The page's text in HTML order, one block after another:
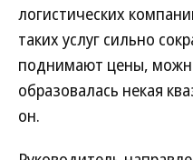
логистических
таких услуг сильно
поднимают цены,
образовалась некая
он.